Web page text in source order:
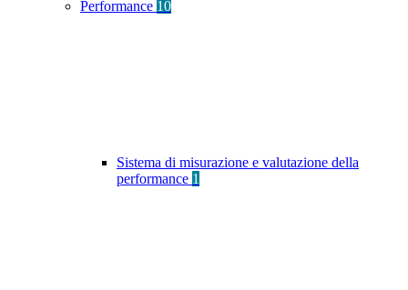
Performance 10
Sistema di misurazione e valutazione della
performance 1